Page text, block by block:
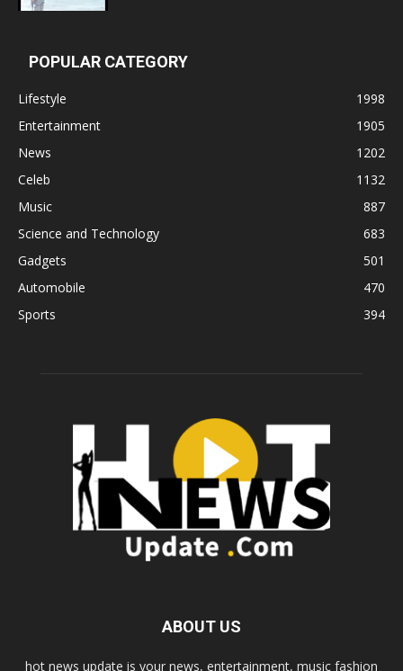
POPULAR CATEGORY
Lifestyle
1998
Entertainment
1905
News
1202
Celeb
1132
Music
887
Science and Technology
683
Gadgets
501
Automobile
470
Sports
394
ABOUT US
hot news update is your news, entertainment, music fashion